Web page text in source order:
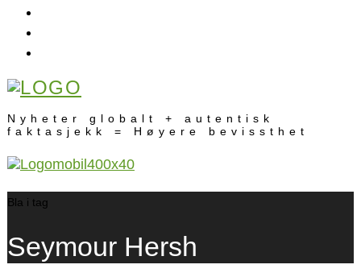
Nyheter globalt + autentisk
faktasjekk = Høyere bevissthet
Bla i tag
Seymour Hersh